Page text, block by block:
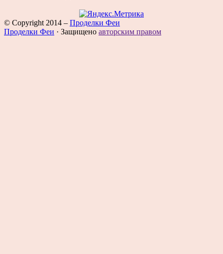
© Copyright 2014 – Проделки Феи
Проделки Феи · Защищено авторским правом